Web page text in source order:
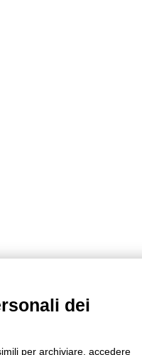
dei
per archiviare, accedere